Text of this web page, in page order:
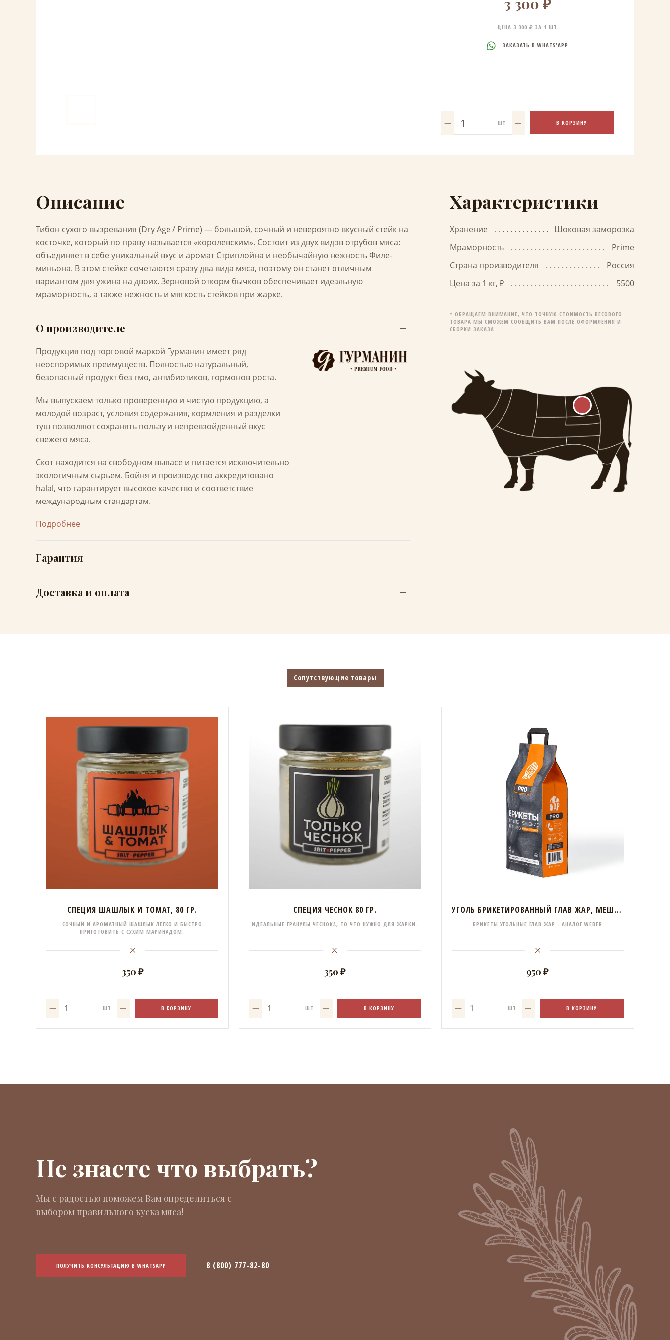
3 300 ₽
ЦЕНА 3 300 ₽ ЗА 1 ШТ
ЗАКАЗАТЬ В WHATS'APP
ШТ В КОРЗИНУ
Характеристики
Хранение
Шоковая заморозка
Мраморность
Prime
Страна производителя
Россия
Цена за 1 кг, ₽
5500
* ОБРАЩАЕМ ВНИМАНИЕ, ЧТО ТОЧНУЮ СТОИМОСТЬ ВЕСОВОГО
ТОВАРА МЫ СМОЖЕМ СООБЩИТЬ ВАМ ПОСЛЕ ОФОРМЛЕНИЯ И
СБОРКИ ЗАКАЗА
Описание
Тибон сухого вызревания (Dry Age / Prime) — большой, сочный и невероятно вкусный стейк на
косточке, который по праву называется «королевским». Состоит из двух видов отрубов мяса:
объединяет в себе уникальный вкус и аромат Стриплойна и необычайную нежность Филе-
миньона. В этом стейке сочетаются сразу два вида мяса, поэтому он станет отличным
вариантом для ужина на двоих. Зерновой откорм бычков обеспечивает идеальную
мраморность, а также нежность и мягкость стейков при жарке.
О производителе
Продукция под торговой маркой Гурманин имеет ряд
неоспоримых преимуществ. Полностью натуральный,
безопасный продукт без гмо, антибиотиков, гормонов роста.
Мы выпускаем только проверенную и чистую продукцию, а
молодой возраст, условия содержания, кормления и разделки
туш позволяют сохранять пользу и непревзойденный вкус
свежего мяса.
Скот находится на свободном выпасе и питается исключительно
экологичным сырьем. Бойня и производство аккредитовано
halal, что гарантирует высокое качество и соответствие
международным стандартам.
Подробнее
Гарантия
Доставка и оплата
Сопутствующие товары
СПЕЦИЯ ШАШЛЫК И ТОМАТ, 80 ГР.
СОЧНЫЙ И АРОМАТНЫЙ ШАШЛЫК ЛЕГКО И БЫСТРО
ПРИГОТОВИТЬ С СУХИМ МАРИНАДОМ.
350 ₽
ШТ В КОРЗИНУ
СПЕЦИЯ ЧЕСНОК 80 ГР.
ИДЕАЛЬНЫЕ ГРАНУЛЫ ЧЕСНОКА, ТО ЧТО НУЖНО ДЛЯ ЖАРКИ.
350 ₽
ШТ В КОРЗИНУ
УГОЛЬ БРИКЕТИРОВАННЫЙ ГЛАВ ЖАР, МЕШОК 4 КГ
БРИКЕТЫ УГОЛЬНЫЕ ГЛАВ ЖАР - АНАЛОГ WEBER
950 ₽
ШТ В КОРЗИНУ
Не знаете что выбрать?
Мы с радостью поможем Вам определиться с
выбором правильного куска мяса!
ПОЛУЧИТЬ КОНСУЛЬТАЦИЮ В WHATSAPP 8 (800) 777-82-80